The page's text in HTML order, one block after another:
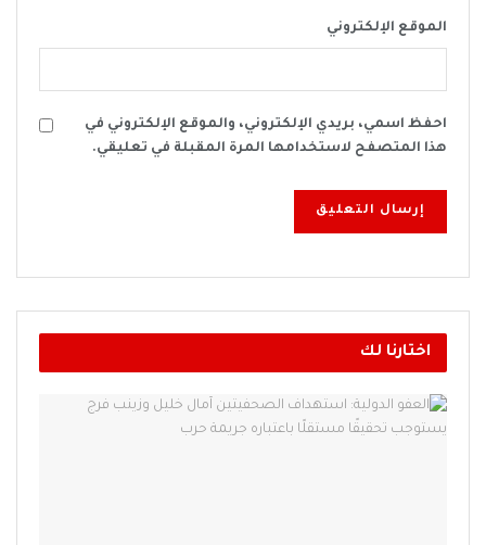
الموقع الإلكتروني
احفظ اسمي، بريدي الإلكتروني، والموقع الإلكتروني في
هذا المتصفح لاستخدامها المرة المقبلة في تعليقي.
اختارنا لك